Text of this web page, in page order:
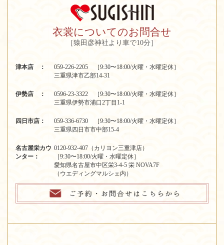
衣裳についてのお問合せ
［猿田彦神社より車で10分］
津本店 ：
059-226-2205 ［9:30〜18:00/火曜・水曜定休］
三重県津市乙部14-31
伊勢店 ：
0596-23-3322 ［9:30〜18:00/火曜・水曜定休］
三重県伊勢市浦口2丁目1-1
四日市店：
059-336-6730 ［9:30〜18:00/火曜・水曜定休］
三重県四日市市中部15-4
名古屋栄カウ
ンター：
0120-932-407（カリヨン三重津店）
［9:30〜18:00/火曜・水曜定休］
愛知県名古屋市中区栄3-4-5 栄 NOVA7F
（ウエディングマルシェ内）